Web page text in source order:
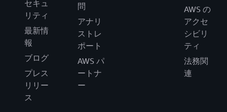
セキュ
リティ
最新情
報
ブログ
プレス
リリー
ス
問
アナリ
ストレ
ポート
AWS パ
ートナ
ー
AWS の
アクセ
シビリ
ティ
法務関
連